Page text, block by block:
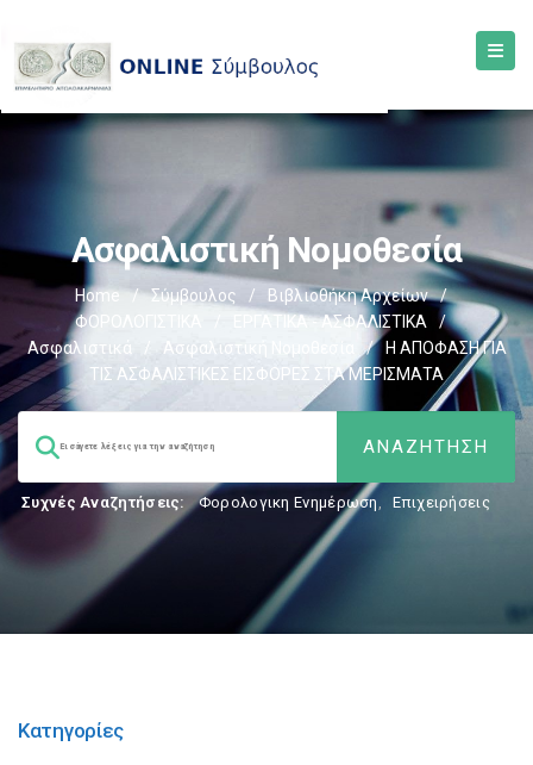
Ασφαλιστική Νομοθεσία
Home / Σύμβουλος / Βιβλιοθήκη Αρχείων
/
ΦΟΡΟΛΟΓΙΣΤΙΚΑ
ΕΡΓΑΤΙΚΑ - ΑΣΦΑΛΙΣΤΙΚΑ
/
Ασφαλιστικά
/ Ασφαλιστική Νομοθεσία /
Η ΑΠΟΦΑΣΗ ΓΙΑ
ΤΙΣ ΑΣΦΑΛΙΣΤΙΚΕΣ ΕΙΣΦΟΡΕΣ ΣΤΑ ΜΕΡΙΣΜΑΤΑ
Συχνές Αναζητήσεις: Φορολογικη Ενημέρωση, Επιχειρήσεις
Κατηγορίες